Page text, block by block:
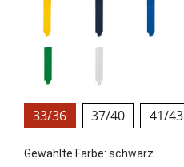
33/36 37/40 41/43
Gewählte Farbe: schwarz